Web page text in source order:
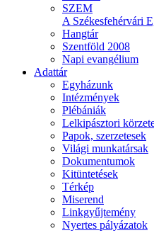
SZEM
A Székesfehérvári
Hangtár
Szentföld 2008
Napi evangélium
Adattár
Egyházunk
Intézmények
Plébániák
Lelkipásztori
Papok, szerzetesek
Világi munkatársak
Dokumentumok
Kitüntetések
Térkép
Miserend
Linkgyűjtemény
Nyertes pályázatok